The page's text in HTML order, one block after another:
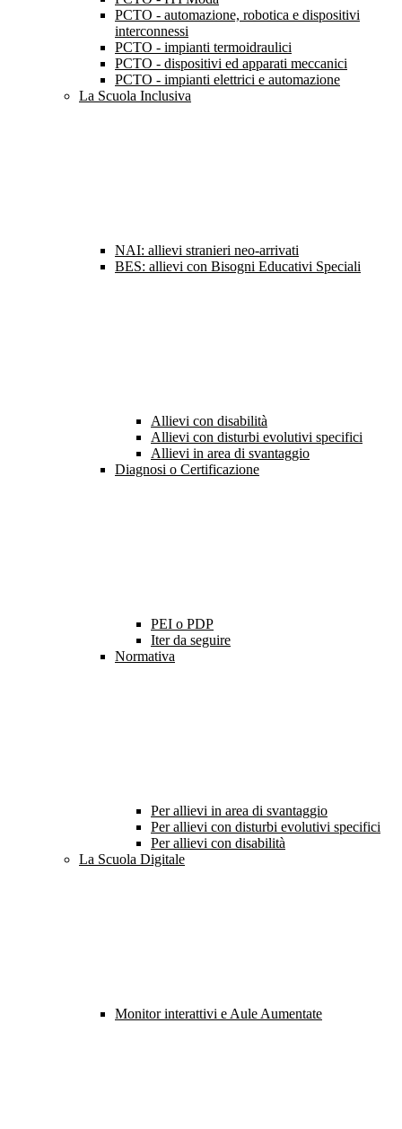
PCTO - automazione, robotica e dispositivi
interconnessi
PCTO - impianti termoidraulici
PCTO - dispositivi ed apparati meccanici
PCTO - impianti elettrici e automazione
La Scuola Inclusiva
NAI: allievi stranieri neo-arrivati
BES: allievi con Bisogni Educativi Speciali
Allievi con disabilità
Allievi con disturbi evolutivi specifici
Allievi in area di svantaggio
Diagnosi o Certificazione
PEI o PDP
Iter da seguire
Normativa
Per allievi in area di svantaggio
Per allievi con disturbi evolutivi specifici
Per allievi con disabilità
La Scuola Digitale
Monitor interattivi e Aule Aumentate